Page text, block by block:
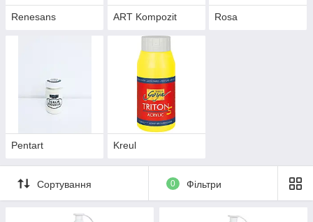
Renesans ART Kompozit Rosa
Pentart Kreul
Сортування 0 Фільтри